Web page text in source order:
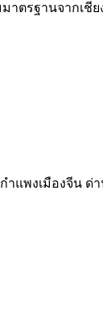
าตรฐานจากเ
น กำแพงเมือง